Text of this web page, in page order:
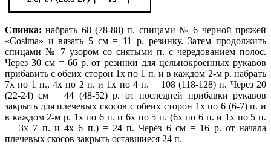
Спинка: набрать 68 (78-88) п. спицами № 6 черной пряжей
«Cosima» и вязать 5 см = 11 р. резинку. Затем продолжить
спицами № 7 узором со снятыми п. с чередованием полос.
Через 30 см = 66 р. от резинки для цельнокроенных рукавов
прибавить с обеих сторон 1х по 1 п. и в каждом 2-м р. набрать
7х по 1 п., 4х по 2 п. и 1х по 4 п. = 108 (118-128) п. Через 20
(22-24) см = 44 (48-52) р. от последней прибавки рукавов
закрыть для плечевых скосов с обеих сторон 1х по 6 (6-7) п. и
в каждом 2-м р. 1х по 6 п. и 6х по 5 п. (6х по 6 п. и 1х по 5 п.
— Зх 7 п. и 4х 6 п.) = 24 п. Через 6 см = 16 р. от начала
плечевых скосов закрыть оставшиеся 24 п.